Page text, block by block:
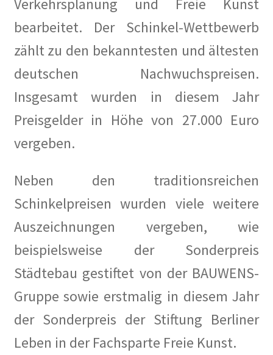
verschandeln!
Mein Konto
Nachrufe
Partnerveranstaltungen
Printangebot
Anzeigenpreisliste
Buchempfehlungen
Verkehrsplanung und Freie Kunst
bearbeitet. Der Schinkel-Wettbewerb
zählt zu den bekanntesten und ältesten
deutschen Nachwuchspreisen.
Insgesamt wurden in diesem Jahr
Preisgelder in Höhe von 27.000 Euro
vergeben.
Neben den traditionsreichen
Schinkelpreisen wurden viele weitere
Auszeichnungen vergeben, wie
beispielsweise der Sonderpreis
Städtebau gestiftet von der BAUWENS-
Gruppe sowie erstmalig in diesem Jahr
der Sonderpreis der Stiftung Berliner
Leben in der Fachsparte Freie Kunst.